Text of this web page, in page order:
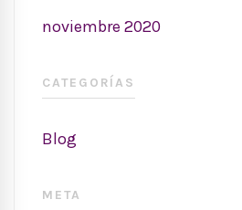
noviembre 2020
CATEGORÍAS
Blog
META